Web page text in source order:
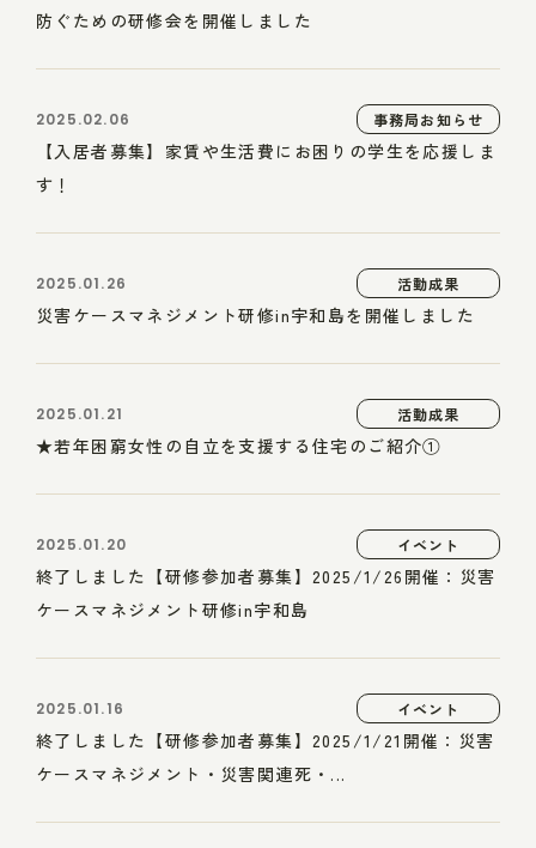
防ぐための研修会を開催しました
2025.02.06 事務局お知らせ
【入居者募集】家賃や生活費にお困りの学生を応援しま
す！
2025.01.26 活動成果
災害ケースマネジメント研修in宇和島を開催しました
2025.01.21 活動成果
★若年困窮女性の自立を支援する住宅のご紹介①
2025.01.20 イベント
終了しました【研修参加者募集】2025/1/26開催：災害
ケースマネジメント研修in宇和島
2025.01.16 イベント
終了しました【研修参加者募集】2025/1/21開催：災害
ケースマネジメント・災害関連死・...